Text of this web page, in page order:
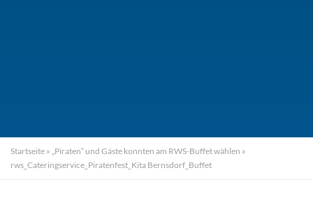
Startseite » „Piraten“ und Gäste konnten am RWS-Buffet wählen »
rws_Cateringservice_Piratenfest_Kita Bernsdorf_Buffet